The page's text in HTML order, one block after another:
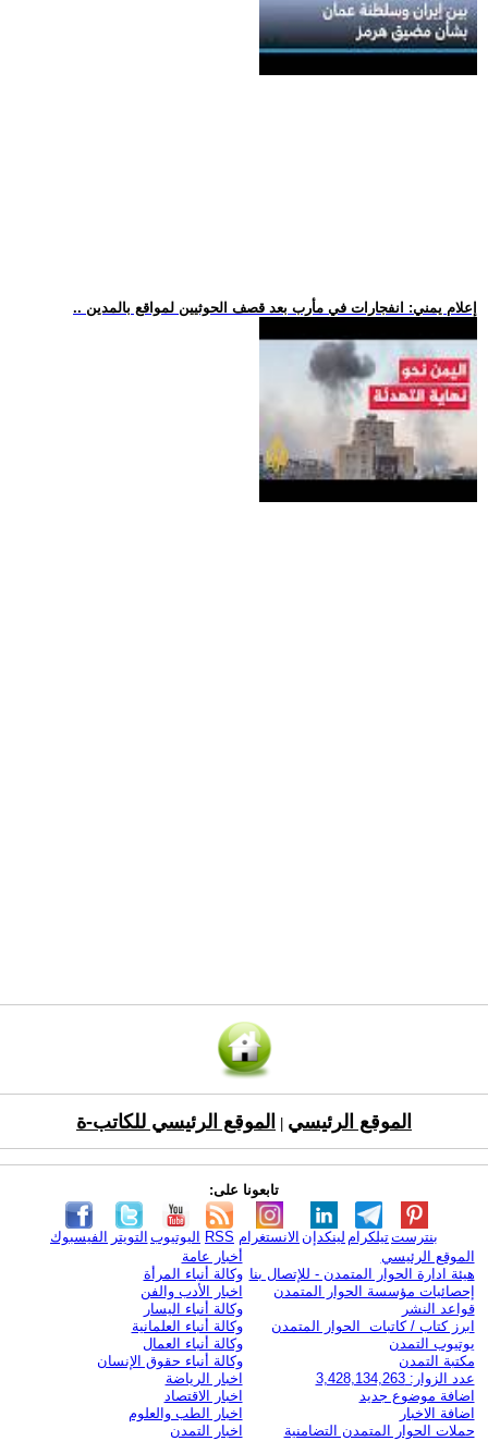
.. إعلام يمني: انفجارات في مأرب بعد قصف الحوثيين لمواقع بالمدين
الموقع الرئيسي الموقع الرئيسي للكاتب-ة
تابعونا على:
الفيسبوك التويتر اليوتيوب RSS الانستغرام لينكدإن تيلكرامبنترست
الموقع الرئيسي
هيئة ادارة الحوار المتمدن - للإتصال بنا
إحصائيات مؤسسة الحوار المتمدن
قواعد النشر
ابرز كتاب / كاتبات الحوار المتمدن
يوتيوب التمدن
مكتبة التمدن
عدد الزوار: 3,428,134,263
اضافة موضوع جديد
اضافة الاخبار
حملات الحوار المتمدن التضامنية
أخبار عامة
وكالة أنباء المرأة
اخبار الأدب والفن
وكالة أنباء اليسار
وكالة أنباء العلمانية
وكالة أنباء العمال
وكالة أنباء حقوق الإنسان
اخبار الرياضة
اخبار الاقتصاد
اخبار الطب والعلوم
اخبار التمدن